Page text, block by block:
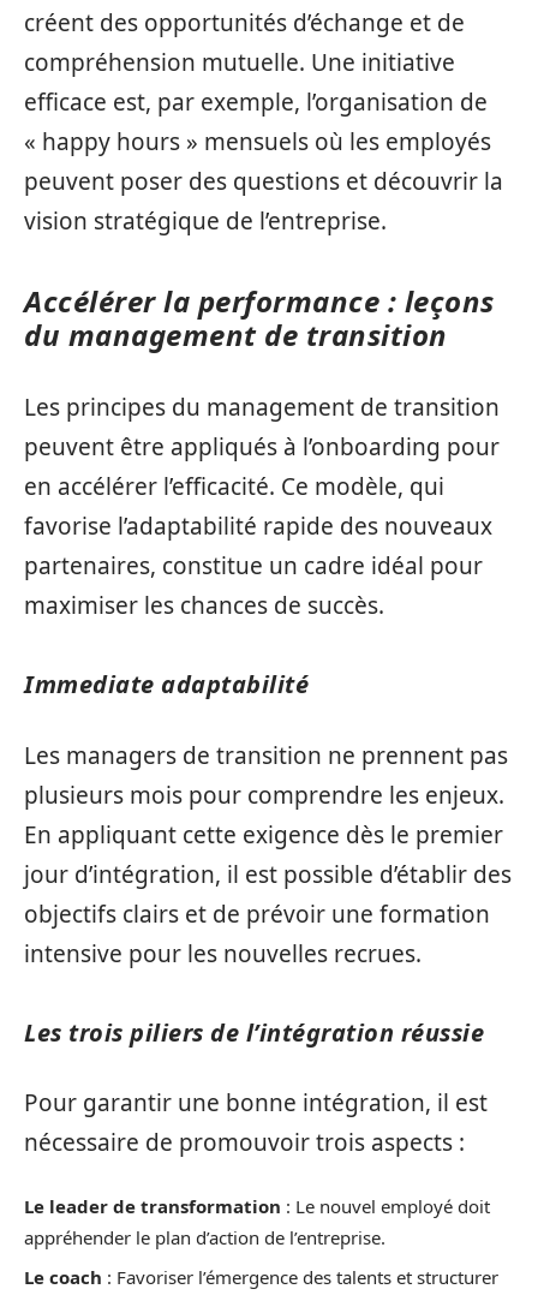
créent des opportunités d’échange et de
compréhension mutuelle. Une initiative
efficace est, par exemple, l’organisation de
« happy hours » mensuels où les employés
peuvent poser des questions et découvrir la
vision stratégique de l’entreprise.
Accélérer la performance : leçons
du management de transition
Les principes du management de transition
peuvent être appliqués à l’onboarding pour
en accélérer l’efficacité. Ce modèle, qui
favorise l’adaptabilité rapide des nouveaux
partenaires, constitue un cadre idéal pour
maximiser les chances de succès.
Immediate adaptabilité
Les managers de transition ne prennent pas
plusieurs mois pour comprendre les enjeux.
En appliquant cette exigence dès le premier
jour d’intégration, il est possible d’établir des
objectifs clairs et de prévoir une formation
intensive pour les nouvelles recrues.
Les trois piliers de l’intégration réussie
Pour garantir une bonne intégration, il est
nécessaire de promouvoir trois aspects :
Le leader de transformation : Le nouvel employé doit
appréhender le plan d’action de l’entreprise.
Le coach : Favoriser l’émergence des talents et structurer